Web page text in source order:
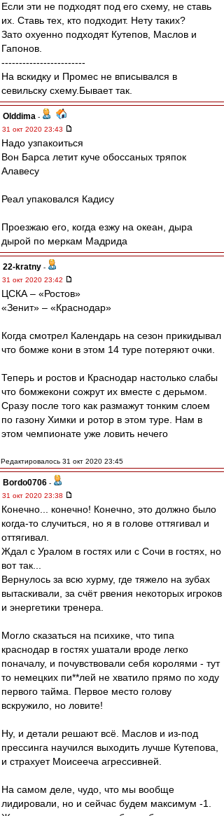
Если эти не подходят под его схему, не ставь
их. Ставь тех, кто подходит. Нету таких?
Зато охуенно подходят Кутепов, Маслов и
Гапонов.
------------------------
На вскидку и Промес не вписывался в
севильску схему.Бывает так.
Olddima -
31 окт 2020 23:43
Надо узпакоиться
Вон Барса летит куче обоссаных тряпок
Алавесу
Реал упаковался Кадису
Проезжаю его, когда езжу на океан, дыра
дырой по меркам Мадрида
22-kratny -
31 окт 2020 23:42
ЦСКА – «Ростов»
«Зенит» – «Краснодар»
Когда смотрел Календарь на сезон прикидывал
что бомже кони в этом 14 туре потеряют очки.
Теперь и ростов и Краснодар настолько слабы
что бомжекони сожрут их вместе с дерьмом.
Сразу после того как размажут тонким слоем
по газону Химки и ротор в этом туре. Нам в
этом чемпионате уже ловить нечего
Редактировалось 31 окт 2020 23:45
Bordo0706 -
31 окт 2020 23:38
Конечно... конечно! Конечно, это должно было
когда-то случиться, но я в голове оттягивал и
оттягивал.
Ждал с Уралом в гостях или с Сочи в гостях, но
вот так...
Вернулось за всю хурму, где тяжело на зубах
вытаскивали, за счёт рвения некоторых игроков
и энергетики тренера.
Могло сказаться на психике, что типа
краснодар в гостях ушатали вроде легко
поначалу, и почувствовали себя королями - тут
то немецких пи**лей не хватило прямо по ходу
первого тайма. Первое место голову
вскружило, но ловите!
Ну, и детали решают всё. Маслов и из-под
прессинга научился выходить лучше Кутепова,
и страхует Моисееча агрессивней.
На самом деле, чудо, что мы вообще
лидировали, но и сейчас будем максимум -1.